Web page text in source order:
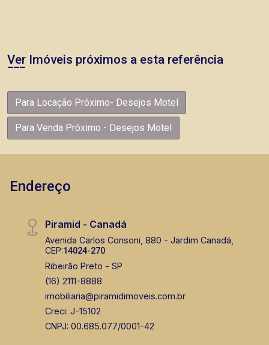
Ver Imóveis próximos a esta referência
Para Locação Próximo- Desejos Motel
Para Venda Próximo - Desejos Motel
Endereço
Piramid - Canadá
Avenida Carlos Consoni, 880 - Jardim Canadá,
CEP:14024-270
Ribeirão Preto - SP
(16) 2111-8888
imobiliaria@piramidimoveis.com.br
Creci: J-15102
CNPJ: 00.685.077/0001-42